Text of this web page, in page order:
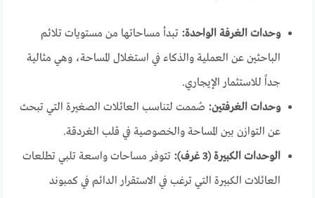
وحدات الغرفة الواحدة: تبدأ مساحاتها من مستويات تلائم
الباحثين عن العملية والذكاء في استغلال المساحة، وهي مثالية
جداً للاستثمار الإيجاري.
وحدات الغرفتين: صُممت لتناسب العائلات الصغيرة التي تبحث
عن التوازن بين المساحة والخصوصية في قلب الغردقة.
الوحدات الكبيرة (3 غرف):
تتوفر مساحات واسعة تلبي تطلعات
العائلات الكبيرة التي ترغب في الاستقرار الدائم في كمبوند